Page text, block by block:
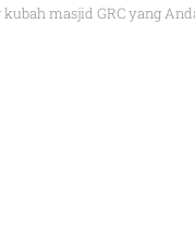
masjid GRC yang